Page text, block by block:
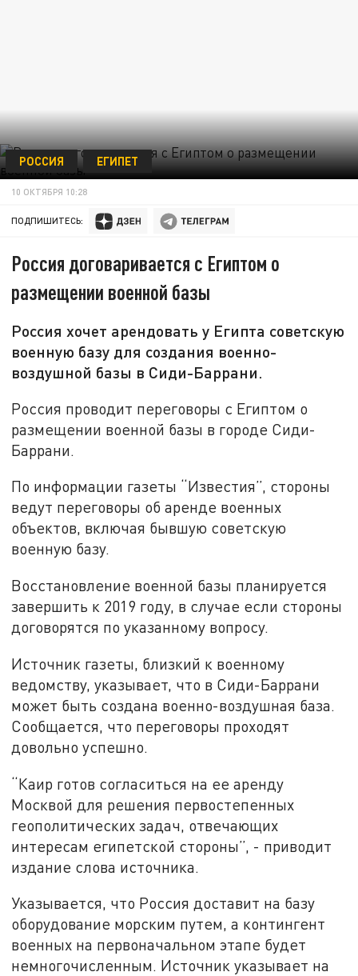
РОССИЯ ЕГИПЕТ
10 ОКТЯБРЯ 10:28
ПОДПИШИТЕСЬ:
Россия договаривается с Египтом о
размещении военной базы
Россия хочет арендовать у Египта советскую
военную базу для создания военно-
воздушной базы в Сиди-Баррани.
Россия проводит переговоры с Египтом о
размещении военной базы в городе Сиди-
Баррани.
По информации газеты “Известия”, стороны
ведут переговоры об аренде военных
объектов, включая бывшую советскую
военную базу.
Восстановление военной базы планируется
завершить к 2019 году, в случае если стороны
договорятся по указанному вопросу.
Источник газеты, близкий к военному
ведомству, указывает, что в Сиди-Баррани
может быть создана военно-воздушная база.
Сообщается, что переговоры проходят
довольно успешно.
“Каир готов согласиться на ее аренду
Москвой для решения первостепенных
геополитических задач, отвечающих
интересам египетской стороны”, - приводит
издание слова источника.
Указывается, что Россия доставит на базу
оборудование морским путем, а контингент
военных на первоначальном этапе будет
немногочисленным. Источник указывает на